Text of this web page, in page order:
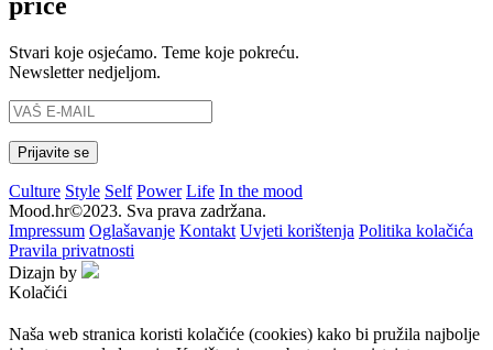
priče
Stvari koje osjećamo. Teme koje pokreću.
Newsletter nedjeljom.
Culture Style Self Power Life In the mood
Mood.hr©2023. Sva prava zadržana.
Impressum Oglašavanje Kontakt Uvjeti korištenja Politika kolačića
Pravila privatnosti
Dizajn by
Kolačići
Naša web stranica koristi kolačiće (cookies) kako bi pružila najbolje